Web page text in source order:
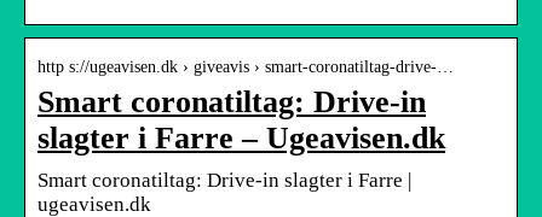
http s://ugeavisen.dk › giveavis › smart-coronatiltag-drive-…
Smart coronatiltag: Drive-in
slagter i Farre – Ugeavisen.dk
Smart coronatiltag: Drive-in slagter i Farre |
ugeavisen.dk